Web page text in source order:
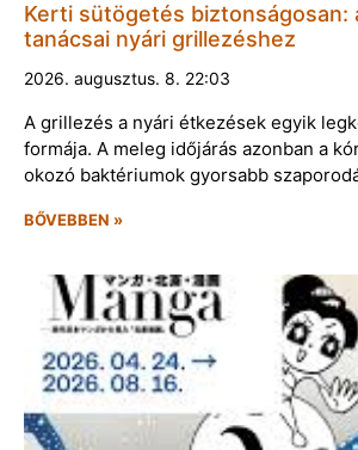
Kerti sütögetés biztonságosan:
tanácsai nyári grillezéshez
2026. augusztus. 8. 22:03
A grillezés a nyári étkezések egyik
formája. A meleg időjárás azonban a
okozó baktériumok gyorsabb
BŐVEBBEN »